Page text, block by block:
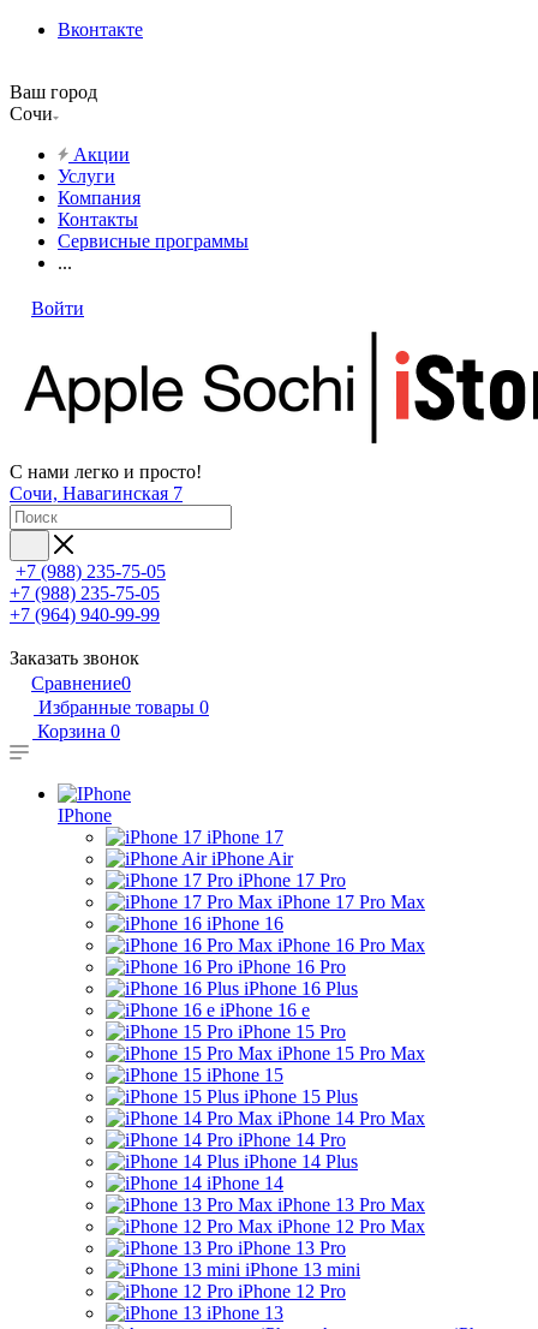
Вконтакте
Ваш город
Сочи
Акции
Услуги
Компания
Контакты
Сервисные программы
...
Войти
С нами легко и просто!
Сочи, Навагинская 7
+7 (988) 235-75-05
+7 (988) 235-75-05
+7 (964) 940-99-99
Заказать звонок
Сравнение0
Избранные товары 0
Корзина 0
IPhone
iPhone 17
iPhone Air
iPhone 17 Pro
iPhone 17 Pro Max
iPhone 16
iPhone 16 Pro Max
iPhone 16 Pro
iPhone 16 Plus
iPhone 16 e
iPhone 15 Pro
iPhone 15 Pro Max
iPhone 15
iPhone 15 Plus
iPhone 14 Pro Max
iPhone 14 Pro
iPhone 14 Plus
iPhone 14
iPhone 13 Pro Max
iPhone 12 Pro Max
iPhone 13 Pro
iPhone 13 mini
iPhone 12 Pro
iPhone 13